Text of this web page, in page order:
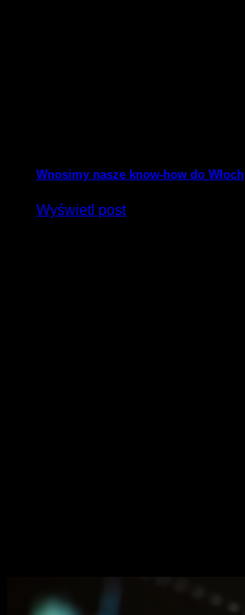
Wnosimy nasze know-how do Włoch
Wyświetl post